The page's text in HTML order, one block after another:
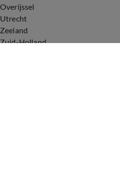
Overijssel
Utrecht
Zeeland
Zuid-Holland